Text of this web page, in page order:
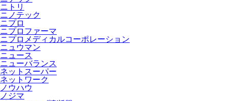
ニトリ
ニノテック
ニプロ
ニプロファーマ
ニプロメディカルコーポレーション
ニュウマン
ニュース
ニューバランス
ネットスーパー
ネットワーク
ノウハウ
ノジマ